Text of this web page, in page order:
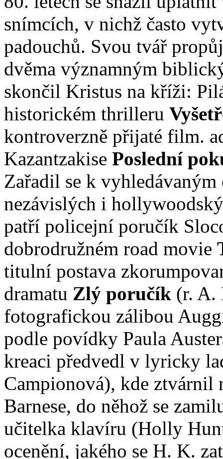
snímcích, v nichž často
padouchů. Svou tvář
dvěma významným
skončil Kristus na kříži:
historickém thrilleru
kontroverzně přijaté film.
Kazantzakise Poslední
Zařadil se k
nezávislých i
patří policejní poručík
dobrodružném road movie
titulní postava
dramatu Zlý poručík (r. A.
fotografickou zálibou
podle povídky Paula
kreaci předvedl v lyricky
Campionová), kde ztvárnil
Barnese, do něhož se
učitelka klavíru (Holly
ocenění, jakého se H. K.